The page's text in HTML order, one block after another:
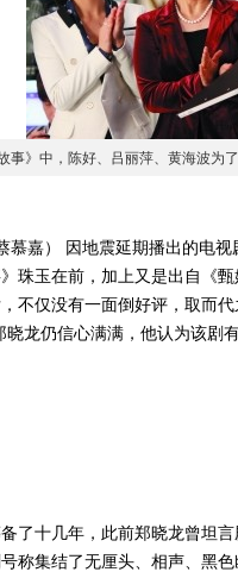
事》中，陈好、吕丽萍、黄海波为
嘉） 因地震延期播出的电视
珠玉在前，加上又是出自《
不仅没有一面倒好评，取而
晓龙仍信心满满，他认为该剧
十几年，此前郑晓龙曾坦言
称集结了无厘头、相声、黑